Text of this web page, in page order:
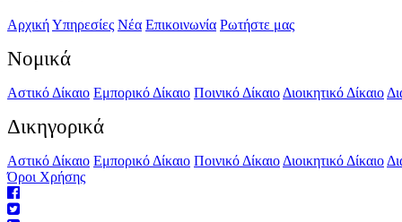
ΑρχικήΥπηρεσίες Νέα Επικοινωνία Ρωτήστε μας
Νομικά
Αστικό Δίκαιο Εμπορικό Δίκαιο Ποινικό Δίκαιο Διοικητικό Δίκαιο
Δικηγορικά
Αστικό Δίκαιο Εμπορικό Δίκαιο Ποινικό Δίκαιο Διοικητικό Δίκαιο
Όροι Χρήσης